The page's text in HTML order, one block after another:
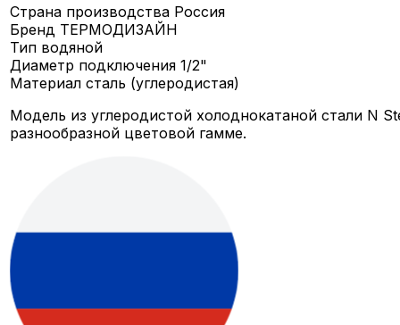
Страна производства Россия
Бренд ТЕРМОДИЗАЙН
Тип водяной
Диаметр подключения1/2"
Материалсталь (углеродистая)
Модель из углеродистой холоднокатаной стали N
разнообразной цветовой гамме.